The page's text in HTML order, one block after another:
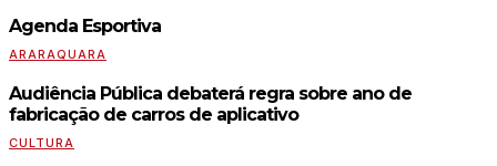
Agenda Esportiva
ARARAQUARA
Audiência Pública debaterá regra sobre ano de
fabricação de carros de aplicativo
CULTURA